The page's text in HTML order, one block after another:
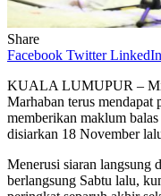
Share
Facebook Twitter LinkedIn
KUALA LUMUPUR –
Marhaban terus mendapat
memberikan maklum
disiarkan 18 November
Menerusi siaran
berlangsung Sabtu lalu,